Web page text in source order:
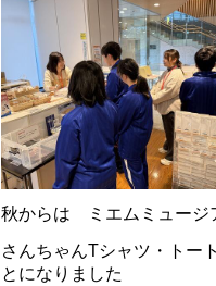
令和８年度
2025年5月 1日
令和８年度コ
2025年4月26日
令和7年度学
2025年4月25日
秋からは ミエムミュージ
さんちゃんTシャツ・ト
とになりました